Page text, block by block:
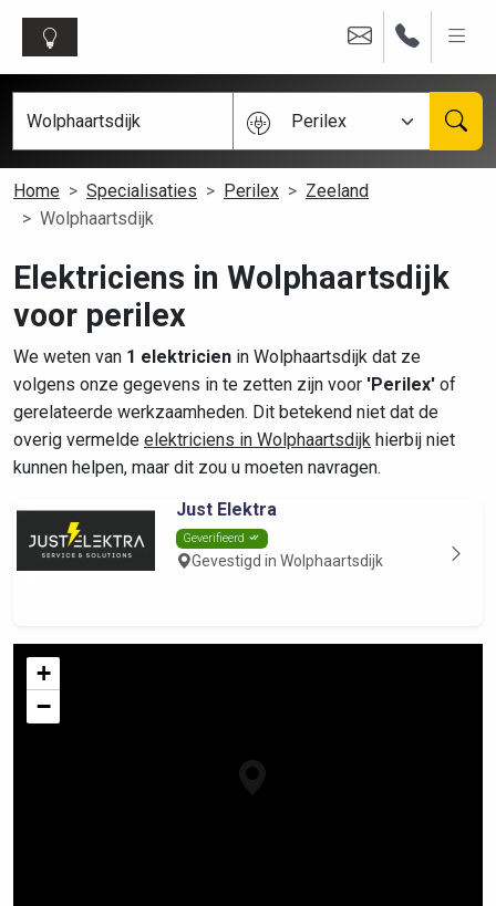
Perilex
Home Specialisaties Perilex
Zeeland
Wolphaartsdijk
Elektriciens in Wolphaartsdijk
voor perilex
We weten van 1 elektricien in Wolphaartsdijk dat ze
volgens onze gegevens in te zetten zijn voor 'Perilex' of
gerelateerde werkzaamheden. Dit betekend niet dat de
overig vermelde elektriciens in Wolphaartsdijk hierbij niet
kunnen helpen, maar dit zou u moeten navragen.
Just Elektra
Geverifieerd
Gevestigd in Wolphaartsdijk
+
−